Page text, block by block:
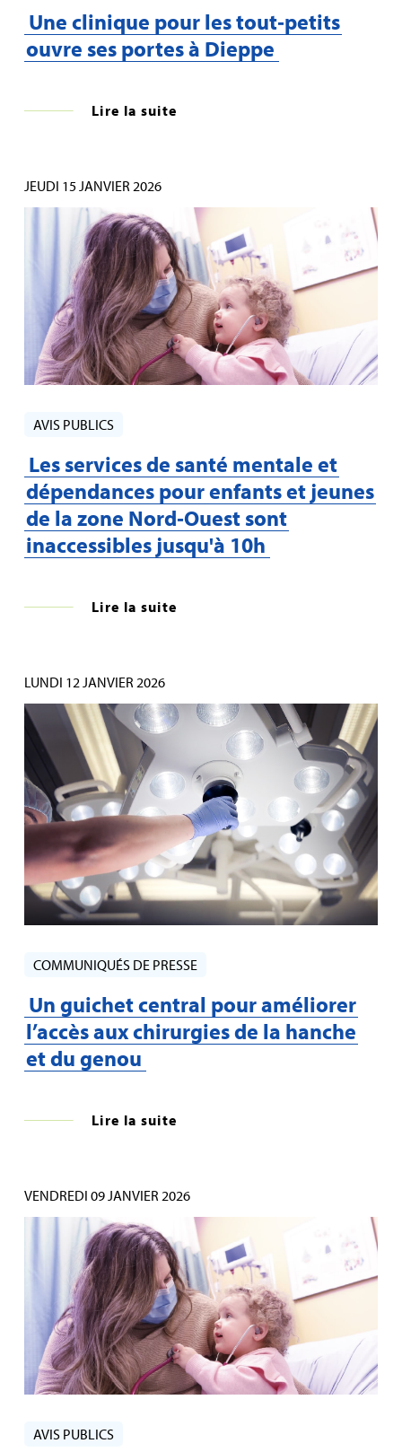
Une clinique pour les tout‑petits
ouvre ses portes à Dieppe
Lire la suite
JEUDI 15 JANVIER 2026
AVIS PUBLICS
Les services de santé mentale et
dépendances pour enfants et jeunes
de la zone Nord‑Ouest sont
inaccessibles jusqu'à 10h
Lire la suite
LUNDI 12 JANVIER 2026
COMMUNIQUÉS DE PRESSE
Un guichet central pour améliorer
l’accès aux chirurgies de la hanche
et du genou
Lire la suite
VENDREDI 09 JANVIER 2026
AVIS PUBLICS